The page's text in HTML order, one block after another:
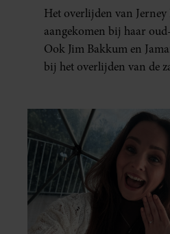
Het overlijden van
aangekomen bij haar
Ook Jim Bakkum en
bij het overlijden van de